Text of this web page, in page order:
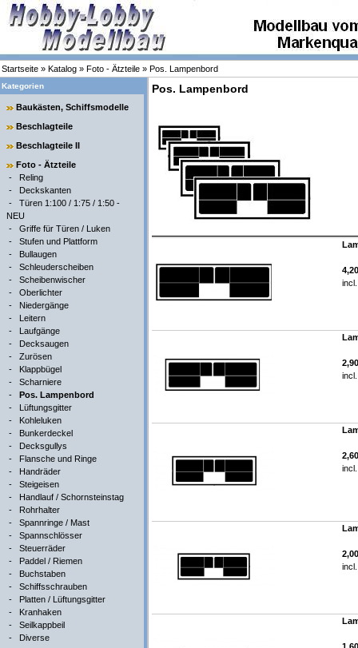
Startseite » Katalog » Foto - Ätzteile » Pos. Lampenbord
Kategorien
Baukästen, Schiffsmodelle
Beschlagteile
Beschlagteile II
Foto - Ätzteile
- Reling
- Deckskanten
- Türen 1:100 / 1:75 / 1:50 -
NEU
- Griffe für Türen / Luken
- Stufen und Plattform
- Bullaugen
- Schleuderscheiben
- Scheibenwischer
- Oberlichter
- Niedergänge
- Leitern
- Laufgänge
- Decksaugen
- Zurösen
- Klappbügel
- Scharniere
- Pos. Lampenbord
- Lüftungsgitter
- Kohleluken
- Bunkerdeckel
- Decksgullys
- Flansche und Ringe
- Handräder
- Steigeisen
- Handlauf / Schornsteinstag
- Rohrhalter
- Spannringe / Mast
- Spannschlösser
- Steuerräder
- Paddel / Riemen
- Buchstaben
- Schiffsschrauben
- Platten / Lüftungsgitter
- Kranhaken
- Seilkappbeil
- Diverse
Pos. Lampenbord